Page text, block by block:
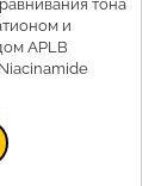
тона
и
APLB
мл * 10 шт